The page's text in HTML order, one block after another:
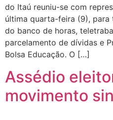
do Itaú reuniu-se com
última quarta-feira (9),
do banco de horas,
parcelamento de dívidas e
Bolsa Educação. O […]
Assédio
movimento